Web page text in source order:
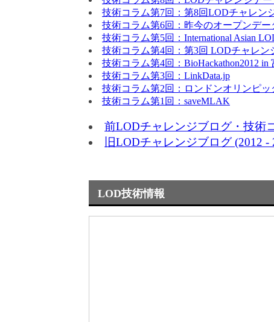
技術コラム第7回：第8回LODチャレン
技術コラム第6回：昨今のオープンデ
技術コラム第5回：International Asian
技術コラム第4回：第3回 LODチャレン
技術コラム第4回：BioHackathon2012 in
技術コラム第3回：LinkData.jp
技術コラム第2回：ロンドンオリンピッ
技術コラム第1回：saveMLAK
前LODチャレンジブログ・技術
旧LODチャレンジブログ (2012 -
LOD技術情報